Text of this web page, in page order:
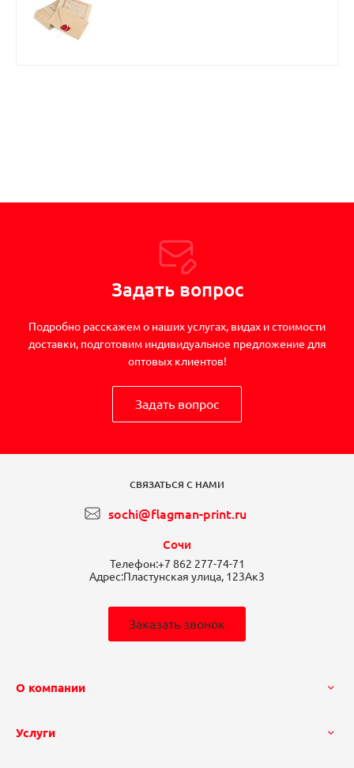
Задать вопрос
Подробно расскажем о наших услугах, видах и стоимости
доставки, подготовим индивидуальное предложение для
оптовых клиентов!
Задать вопрос
СВЯЗАТЬСЯ С НАМИ
sochi@flagman-print.ru
Сочи
Телефон:+7 862 277-74-71
Адрес:Пластунская улица, 123Ак3
Заказать звонок
О компании
Услуги